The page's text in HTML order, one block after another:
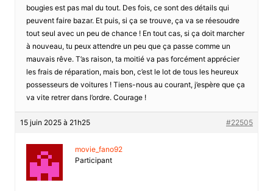
bougies est pas mal du tout. Des fois, ce sont des détails qui
peuvent faire bazar. Et puis, si ça se trouve, ça va se réesoudre
tout seul avec un peu de chance ! En tout cas, si ça doit marcher
à nouveau, tu peux attendre un peu que ça passe comme un
mauvais rêve. T’as raison, ta moitié va pas forcément apprécier
les frais de réparation, mais bon, c’est le lot de tous les heureux
possesseurs de voitures ! Tiens-nous au courant, j’espère que ça
va vite retrer dans l’ordre. Courage !
15 juin 2025 à 21h25 #22505
movie_fano92
Participant